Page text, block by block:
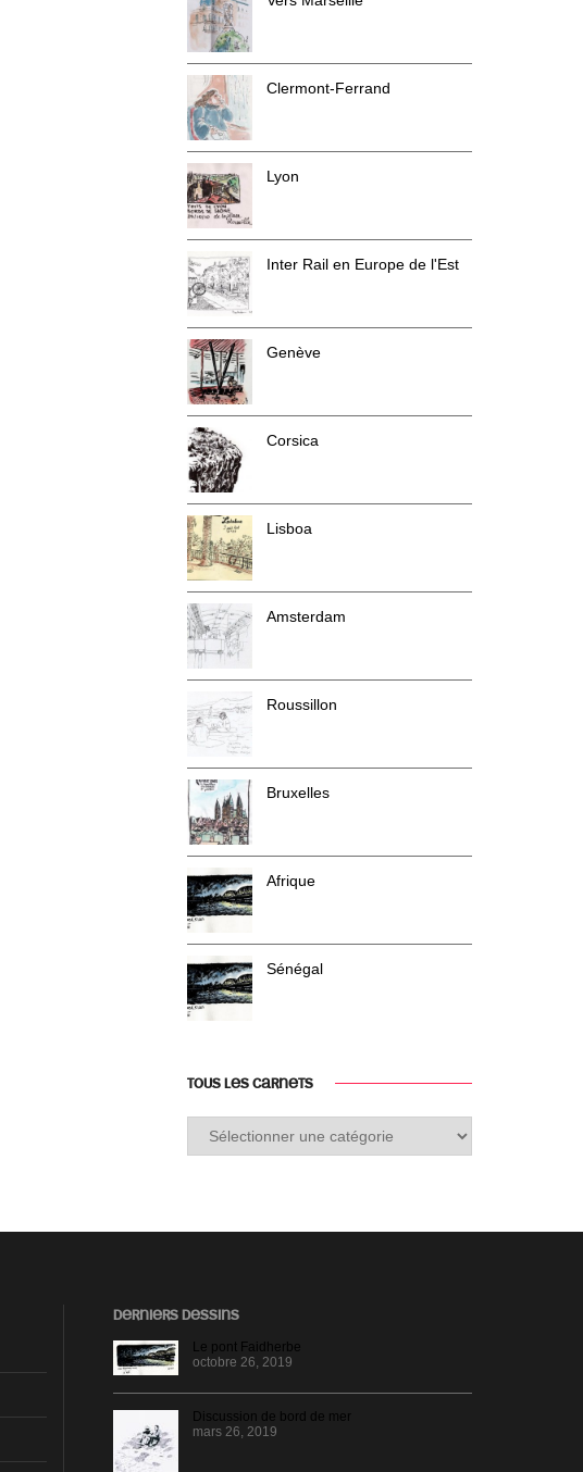
Clermont-Ferrand
Lyon
Inter Rail en Europe de l'Est
Genève
Corsica
Lisboa
Amsterdam
Roussillon
Bruxelles
Afrique
Sénégal
TOUS LES CARNETS
Tous
les
DERNIERS DESSINS
Le pont Faidherbe
octobre 26, 2019
Discussion de bord de mer
mars 26, 2019